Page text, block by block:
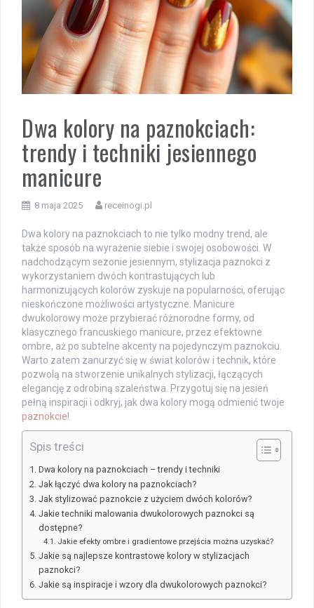
Dwa kolory na paznokciach:
trendy i techniki jesiennego
manicure
8 maja 2025 receinogi.pl
Dwa kolory na paznokciach to nie tylko modny trend, ale
także sposób na wyrażenie siebie i swojej osobowości. W
nadchodzącym sezonie jesiennym, stylizacja paznokci z
wykorzystaniem dwóch kontrastujących lub
harmonizujących kolorów zyskuje na popularności, oferując
nieskończone możliwości artystyczne. Manicure
dwukolorowy może przybierać różnorodne formy, od
klasycznego francuskiego manicure, przez efektowne
ombre, aż po subtelne akcenty na pojedynczym paznokciu.
Warto zatem zanurzyć się w świat kolorów i technik, które
pozwolą na stworzenie unikalnych stylizacji, łączących
elegancję z odrobiną szaleństwa. Przygotuj się na jesień
pełną inspiracji i odkryj, jak dwa kolory mogą odmienić twoje
paznokcie!
Spis treści
Dwa kolory na paznokciach – trendy i techniki
Jak łączyć dwa kolory na paznokciach?
Jak stylizować paznokcie z użyciem dwóch kolorów?
Jakie techniki malowania dwukolorowych paznokci są
dostępne?
Jakie efekty ombre i gradientowe przejścia można uzyskać?
Jakie są najlepsze kontrastowe kolory w stylizacjach
paznokci?
Jakie są inspiracje i wzory dla dwukolorowych paznokci?